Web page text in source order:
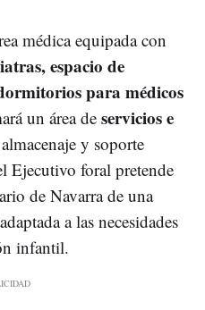
médica equipada con
espacio de
para médicos
un área de servicios e
y soporte
Ejecutivo foral pretende
de Navarra de una
a las necesidades
infantil.